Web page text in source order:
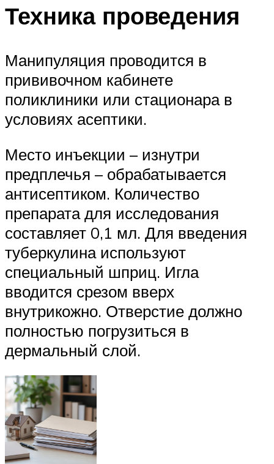
Техника проведения
Манипуляция проводится в
прививочном кабинете
поликлиники или стационара в
условиях асептики.
Место инъекции – изнутри
предплечья – обрабатывается
антисептиком. Количество
препарата для исследования
составляет 0,1 мл. Для введения
туберкулина используют
специальный шприц. Игла
вводится срезом вверх
внутрикожно. Отверстие должно
полностью погрузиться в
дермальный слой.